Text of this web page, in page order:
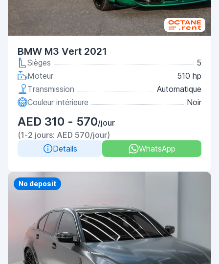
BMW M3 Vert 2021
Sièges
5
Moteur
510 hp
Transmission
Automatique
Couleur intérieure
Noir
AED 310 - 570/jour
(1-2 jours: AED 570/jour)
Details
WhatsApp
Priority
No deposit